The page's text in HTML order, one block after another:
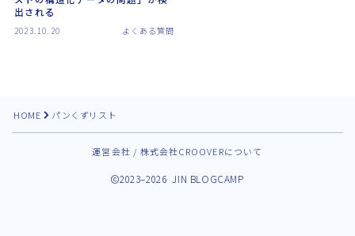
出される
2023.10.20 よくある質問
HOME パンくずリスト
運営会社 / 株式会社CROOVERについて
2023–2026 JIN BLOGCAMP